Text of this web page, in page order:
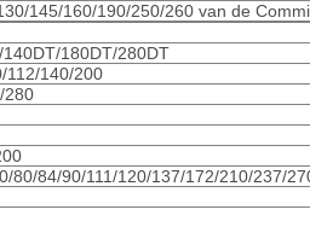
145/160/190/250/260 van de
180DT/280DT
112/140/200
280
80/84/90/111/120/137/172/210/237/